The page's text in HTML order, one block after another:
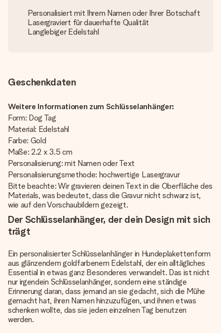
Personalisiert mit Ihrem Namen oder Ihrer Botschaft
Lasergraviert für dauerhafte Qualität
Langlebiger Edelstahl
Geschenkdaten
Weitere Informationen zum Schlüsselanhänger:
Form: Dog Tag
Material: Edelstahl
Farbe: Gold
Maße: 2.2 x 3.5 cm
Personalisierung: mit Namen oder Text
Personalisierungsmethode: hochwertige Lasergravur
Bitte beachte: Wir gravieren deinen Text in die Oberfläche des
Materials, was bedeutet, dass die Gravur nicht schwarz ist,
wie auf den Vorschaubildern gezeigt.
Der Schlüsselanhänger, der dein Design mit sich
trägt
Ein personalisierter Schlüsselanhänger in Hundeplakettenform
aus glänzendem goldfarbenem Edelstahl, der ein alltägliches
Essential in etwas ganz Besonderes verwandelt. Das ist nicht
nur irgendein Schlüsselanhänger, sondern eine ständige
Erinnerung daran, dass jemand an sie gedacht, sich die Mühe
gemacht hat, ihren Namen hinzuzufügen, und ihnen etwas
schenken wollte, das sie jeden einzelnen Tag benutzen
werden.